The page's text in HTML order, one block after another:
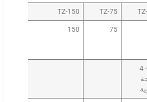
TZ-75
TZ-150
75
150
2 ~ 4